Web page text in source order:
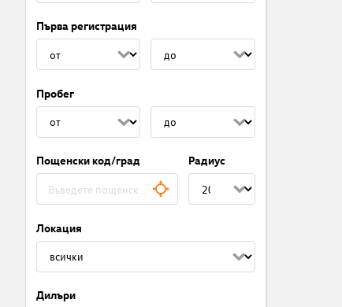
Първа регистрация
Пробег
Пощенски код/град Радиус
Локация
Дилъри